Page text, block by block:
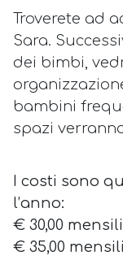
Troverete ad
Sara.
dei bimbi,
bambini
spazi
I costi sono
l’anno:
€ 30,00
€ 35,00